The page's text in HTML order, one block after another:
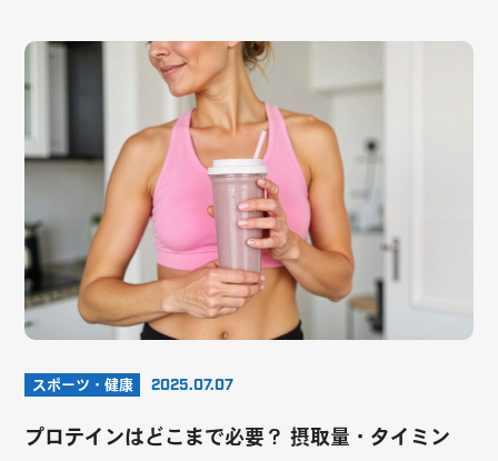
スポーツ・健康 2025.07.07
プロテインはどこまで必要？ 摂取量・タイミン